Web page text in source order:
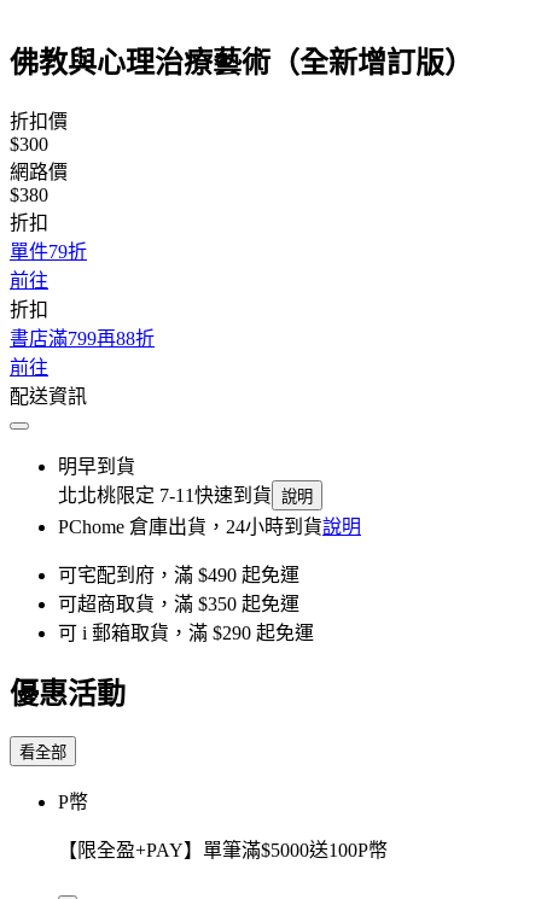
佛教與心理治療藝術（全新增訂版）
折扣價
$300
網路價
$380
折扣
單件79折
前往
折扣
書店滿799再88折
前往
配送資訊
明早到貨
北北桃限定 7-11快速到貨 說明
PChome 倉庫出貨，24小時到貨說明
可宅配到府，滿 $490 起免運
可超商取貨，滿 $350 起免運
可 i 郵箱取貨，滿 $290 起免運
優惠活動
看全部
P幣
【限全盈+PAY】單筆滿$5000送100P幣